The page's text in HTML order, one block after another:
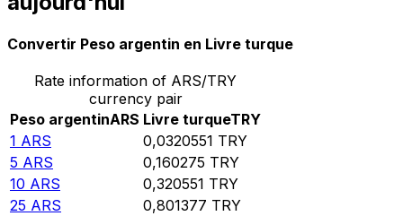
Convertir Peso argentin en Livre turque
Rate information of ARS/TRY
currency pair
Peso argentinARS Livre turqueTRY
1 ARS 0,0320551 TRY
5 ARS 0,160275 TRY
10 ARS 0,320551 TRY
25 ARS 0,801377 TRY